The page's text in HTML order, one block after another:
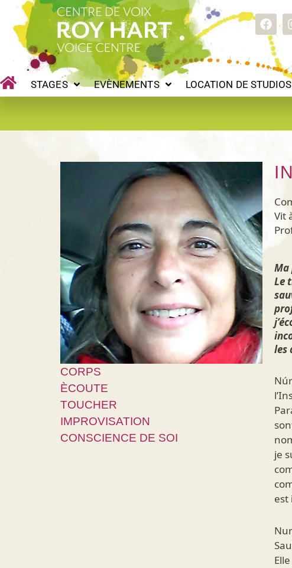
Aller
contenu
F
a
c
e
b
o
o
k
STAGES EVÈNEMENTS LOCATION DE STUDIOS
STAGES EVÈNEMENTS LOCATION DE STUDIOS
CORPS
ÈCOUTE
TOUCHER
IMPROVISATION
CONSCIENCE DE SOI
Vit
Ma
Le
les
je
est